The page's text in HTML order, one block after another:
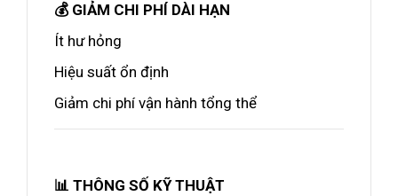
💰 GIẢM CHI PHÍ DÀI HẠN
Ít hư hỏng
Hiệu suất ổn định
Giảm chi phí vận hành tổng thể
📊 THÔNG SỐ KỸ THUẬT